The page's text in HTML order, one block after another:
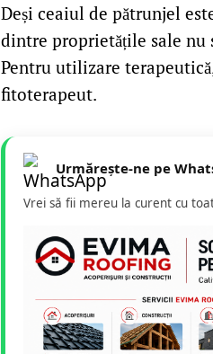
Deși ceaiul de pătrunjel
dintre proprietățile sale
Pentru utilizare
fitoterapeut.
Urmărește-ne pe
Vrei să fii mereu la curent cu